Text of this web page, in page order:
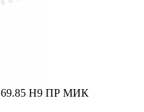
69.85 Н9 ПР МИК